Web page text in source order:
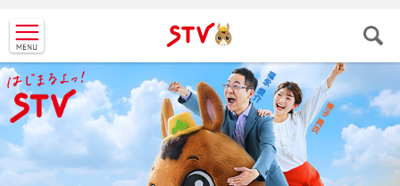
ＳＴＶ札
幌テレビ